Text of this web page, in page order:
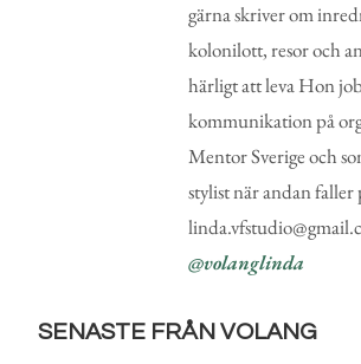
gärna skriver om
kolonilott, resor och
härligt att leva Hon
kommunikation på
Mentor Sverige och
stylist när andan
@volanglinda
SENASTE FRÅN VOLANG